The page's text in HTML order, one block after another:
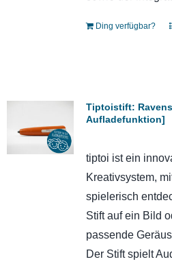
Ding verfügbar?
Tiptoistift:
Aufladefunktion]
tiptoi ist ein
Kreativsystem,
spielerisch
Stift auf ein Bild
passende
Der Stift spielt